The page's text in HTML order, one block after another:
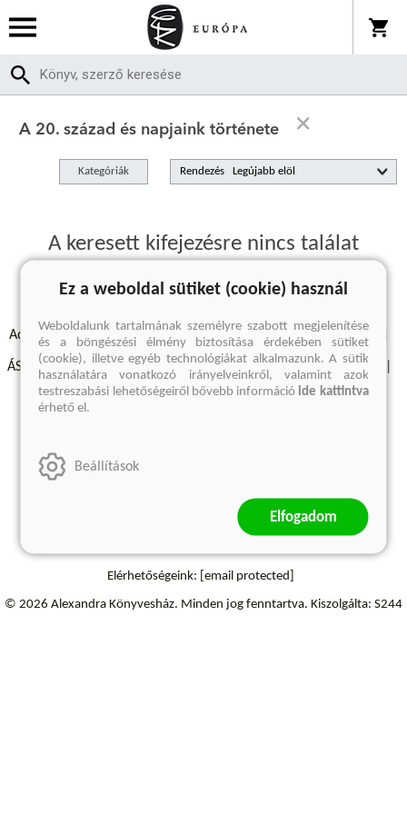
A 20. század és napjaink története
Kategóriák Rendezés
A keresett kifejezésre nincs találat
Adatvédelmi szabályzatok Elállási felmondási nyilatkozat
ÁSZF - Vásárlási feltételek A kiadóról Süti beállítások
Árkötött termékek Kommentelési szabályzat
Elérhetőségeink: [email protected]
© 2026 Alexandra Könyvesház. Minden jog fenntartva. Kiszolgálta: S244
Ez a weboldal sütiket (cookie) használ
Weboldalunk tartalmának személyre szabott megjelenítése
és a böngészési élmény biztosítása érdekében sütiket
(cookie), illetve egyéb technológiákat alkalmazunk. A sütik
használatára vonatkozó irányelveinkről, valamint azok
testreszabási lehetőségeiről bővebb információide kattintva
érhető el.
Beállítások
Elfogadom